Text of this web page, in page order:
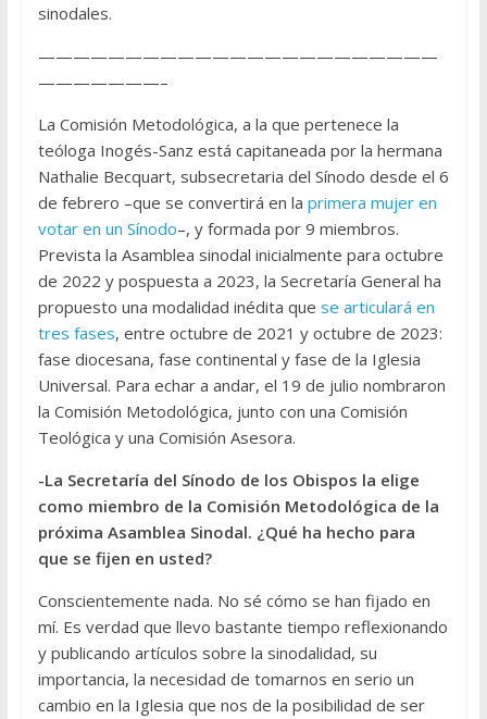
sinodales.
———————————————————————
———————–
La Comisión Metodológica, a la que pertenece la
teóloga Inogés-Sanz está capitaneada por la hermana
Nathalie Becquart, subsecretaria del Sínodo desde el 6
de febrero –que se convertirá en la primera mujer en
votar en un Sínodo–, y formada por 9 miembros.
Prevista la Asamblea sinodal inicialmente para octubre
de 2022 y pospuesta a 2023, la Secretaría General ha
propuesto una modalidad inédita que se articulará en
tres fases, entre octubre de 2021 y octubre de 2023:
fase diocesana, fase continental y fase de la Iglesia
Universal. Para echar a andar, el 19 de julio nombraron
la Comisión Metodológica, junto con una Comisión
Teológica y una Comisión Asesora.
-La Secretaría del Sínodo de los Obispos la elige
como miembro de la Comisión Metodológica de la
próxima Asamblea Sinodal. ¿Qué ha hecho para
que se fijen en usted?
Conscientemente nada. No sé cómo se han fijado en
mí. Es verdad que llevo bastante tiempo reflexionando
y publicando artículos sobre la sinodalidad, su
importancia, la necesidad de tomarnos en serio un
cambio en la Iglesia que nos de la posibilidad de ser